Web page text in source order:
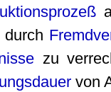
durch
zu
von